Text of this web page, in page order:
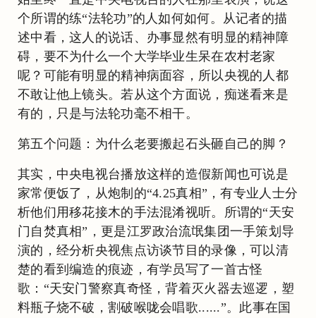
个所谓的练“法轮功”的人如何如何。从记者的描
述中看，这人的说话、办事显然有明显的精神障
碍，要不为什么一个大学毕业生呆在农村老家
呢？可能有明显的精神病面容，所以央视的人都
不敢让他上镜头。若从这个方面说，痴迷看来是
有的，只是与法轮功毫不相干。
第五个问题：为什么老要搬起石头砸自己的脚？
其实，中央电视台播放这样的造假新闻也可说是
家常便饭了，从炮制的“4.25真相”，有专业人士分
析他们用移花接木的手法混淆视听。所谓的“天安
门自焚真相”，更是江罗政治流氓集团一手策划导
演的，经分析央视焦点访谈节目的录像，可以清
楚的看到编造的痕迹，有学员写了一首古怪
歌：“天安门警察真奇怪，背着灭火器去巡逻，塑
料瓶子烧不破，割破喉咙会唱歌......”。此事在国